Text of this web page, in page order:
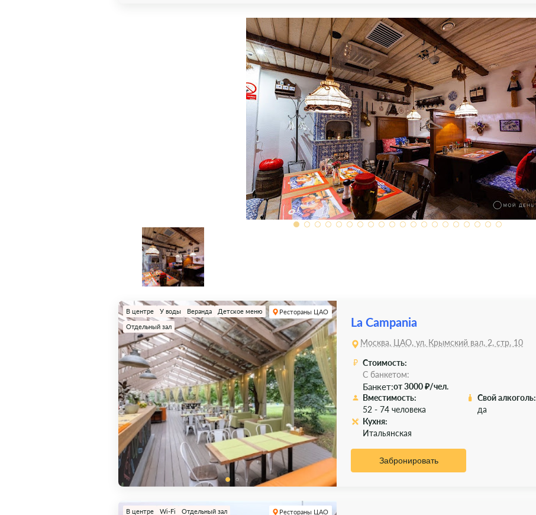
В центре У воды Веранда
Детское меню
Отдельный зал
Рестораны ЦАО
La Campania
Москва, ЦАО, ул. Крымский вал, 2, стр. 10
Стоимость:
С банкетом:
Банкет:от 3000 ₽/чел.
Вместимость:
52 - 74 человека
Свой алкоголь:
да
Кухня:
Итальянская
Забронировать
В центре Wi-Fi Отдельный зал Рестораны ЦАО